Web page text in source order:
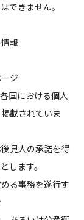
できません。
報
ジ
国における個人
載されていま
見人の承諾を得
します。
る事務を遂行す